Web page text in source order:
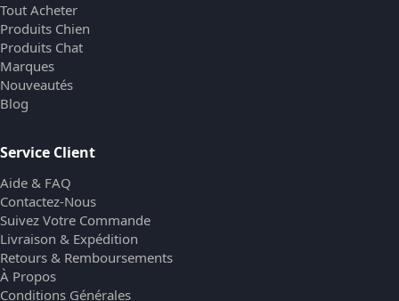
Tout Acheter
Produits Chien
Produits Chat
Marques
Nouveautés
Blog
Service Client
Aide & FAQ
Contactez-Nous
Suivez Votre Commande
Livraison & Expédition
Retours & Remboursements
À Propos
Conditions Générales